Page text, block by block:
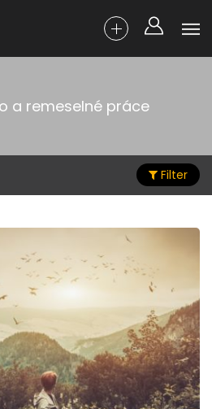
a remeselné práce
Filter